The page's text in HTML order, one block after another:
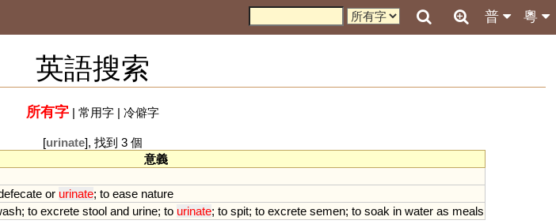
粵
普
英語搜索
所有字| 常用字| 冷僻字
[urinate], 找到 3 個
意義
or urinate; to ease nature
; to excrete stool and urine; to urinate; to spit; to excrete semen; to soak in water as meals